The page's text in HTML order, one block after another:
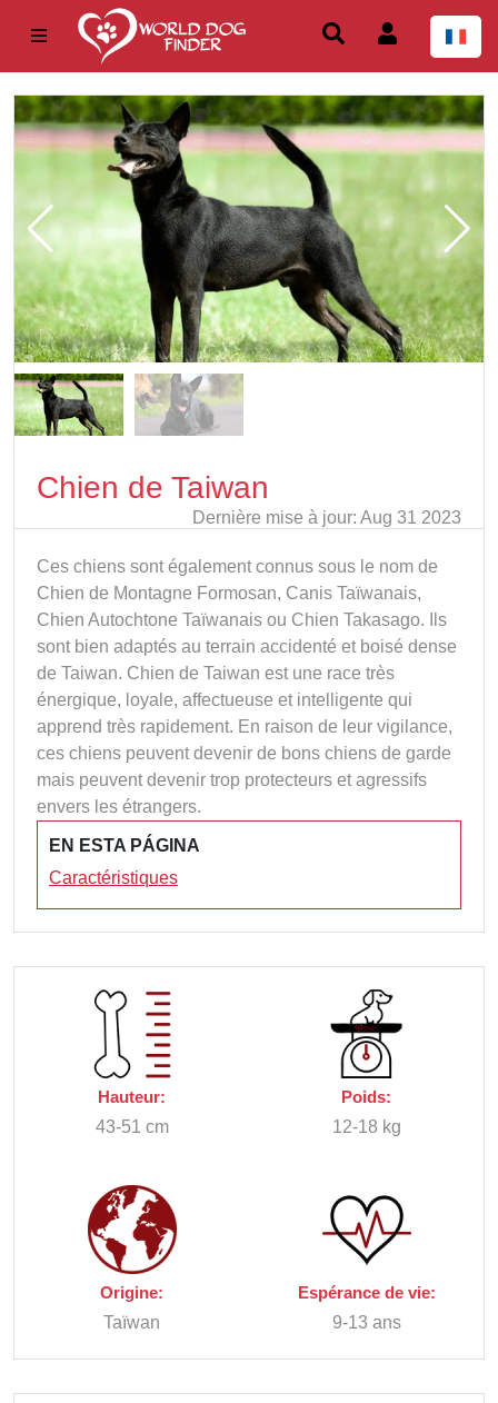
Chien de Taiwan
Dernière mise à jour: Aug 31 2023
Ces chiens sont également connus sous le nom de
Chien de Montagne Formosan, Canis Taïwanais,
Chien Autochtone Taïwanais ou Chien Takasago. Ils
sont bien adaptés au terrain accidenté et boisé dense
de Taiwan. Chien de Taiwan est une race très
énergique, loyale, affectueuse et intelligente qui
apprend très rapidement. En raison de leur vigilance,
ces chiens peuvent devenir de bons chiens de garde
mais peuvent devenir trop protecteurs et agressifs
envers les étrangers.
EN ESTA PÁGINA
Caractéristiques
Hauteur:
43-51 cm
Poids:
12-18 kg
Origine:
Taïwan
Espérance de vie:
9-13 ans